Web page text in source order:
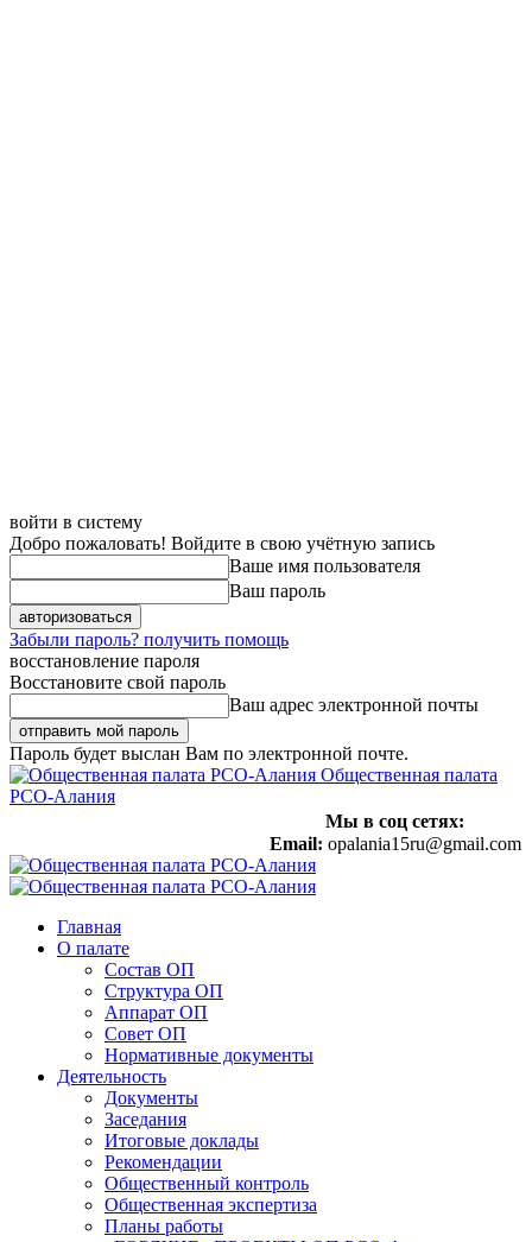
войти в систему
Добро пожаловать! Войдите в свою учётную запись
Ваше имя пользователя
Ваш пароль
Забыли пароль? получить помощь
восстановление пароля
Восстановите свой пароль
Ваш адрес электронной почты
Пароль будет выслан Вам по электронной почте.
Общественная палата
РСО-Алания
Мы в соц сетях:
Email: opalania15ru@gmail.com
Главная
О палате
Состав ОП
Структура ОП
Аппарат ОП
Совет ОП
Нормативные документы
Деятельность
Документы
Заседания
Итоговые доклады
Рекомендации
Общественный контроль
Общественная экспертиза
Планы работы